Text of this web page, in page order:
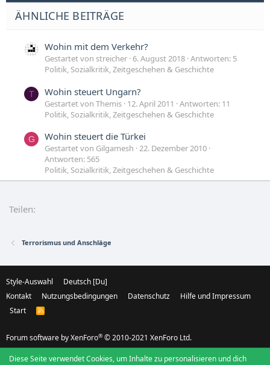
ÄHNLICHE BEITRÄGE
Wohin mit dem Verkehr?
Gestartet von streicher 6. August 2018 Antworten: 5
Politik, Sozialkritik, Zeitgeschehen & Geschichte
T Wohin steuert Ungarn?
Gestartet von Themis 12. April 2011
Antworten: 11
Politik, Sozialkritik, Zeitgeschehen & Geschichte
G Wohin steuert die Türkei
Gestartet von Gilgamesh 22. Dezember 2010
Antworten: 565
Politik, Sozialkritik, Zeitgeschehen & Geschichte
Teilen:
Terrorismus und Anschläge
Style-Auswahl
Deutsch [Du]
Kontakt
Nutzungsbedingungen Datenschutz
Hilfe und Impressum
Start
R
S
Forum software by XenForo® © 2010-2021 XenForo Ltd.
Diese Seite verwendet Cookies, um Inhalte zu personalisieren und dich